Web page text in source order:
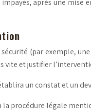
après une mise
(par exemple,
vite et justifier
un constat et un
procédure légale